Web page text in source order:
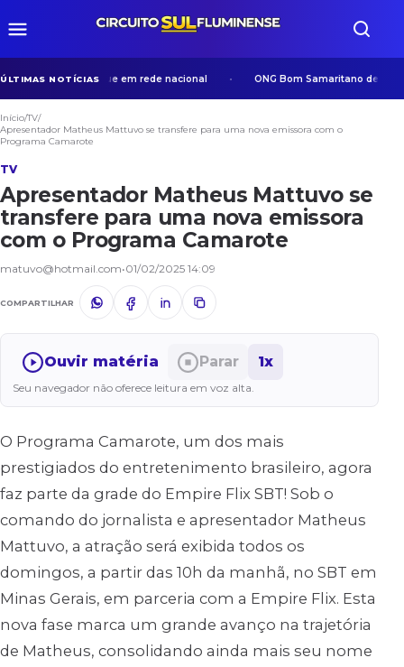
ÚLTIMAS NOTÍCIAS
destaque em rede nacional ONG Bom Samaritano desenvolve
Início/TV/
Apresentador Matheus Mattuvo se transfere para uma nova emissora com o
Programa Camarote
TV
Apresentador Matheus Mattuvo se
transfere para uma nova emissora
com o Programa Camarote
matuvo@hotmail.com•01/02/2025 14:09
COMPARTILHAR
Ouvir matéria Parar 1x
Seu navegador não oferece leitura em voz alta.
O Programa Camarote, um dos mais
prestigiados do entretenimento brasileiro, agora
faz parte da grade do Empire Flix SBT! Sob o
comando do jornalista e apresentador Matheus
Mattuvo, a atração será exibida todos os
domingos, a partir das 10h da manhã, no SBT em
Minas Gerais, em parceria com a Empire Flix. Esta
nova fase marca um grande avanço na trajetória
de Matheus, consolidando ainda mais seu nome